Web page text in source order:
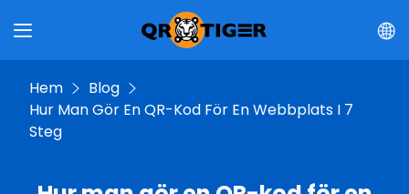
Hem
Blog
Hur Man Gör En QR-Kod För En Webbplats I 7
Steg